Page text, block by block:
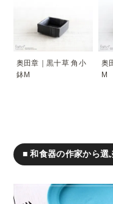
奥田章｜黒十草 角小
鉢M
奥
M
■ 和食器の作家から選